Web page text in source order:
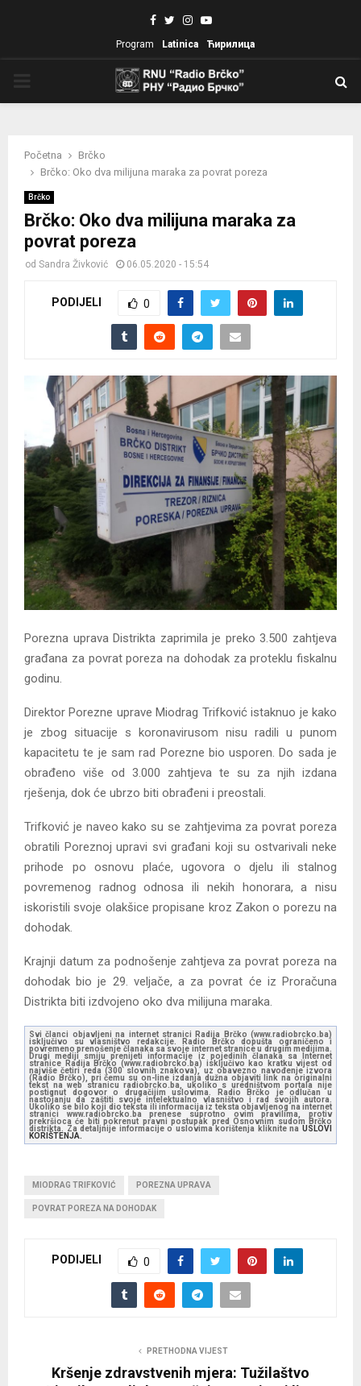
Facebook
TwitterInstagram
Youtube
Program Latinica Ћирилица
Početna
Brčko
Brčko: Oko dva milijuna maraka za povrat poreza
Brčko
Brčko: Oko dva milijuna maraka za
povrat poreza
od Sandra Živković 06.05.2020 - 15:54
PODIJELI 0
Porezna uprava Distrikta zaprimila je preko 3.500 zahtjeva
građana za povrat poreza na dohodak za proteklu fiskalnu
godinu.
Direktor Porezne uprave Miodrag Trifković istaknuo je kako
je zbog situacije s koronavirusom nisu radili u punom
kapacitetu te je sam rad Porezne bio usporen. Do sada je
obrađeno više od 3.000 zahtjeva te su za njih izdana
rješenja, dok će ubrzo biti obrađeni i preostali.
Trifković je naveo kako su se zahtjevima za povrat poreza
obratili Poreznoj upravi svi građani koji su ostvarivali neke
prihode po osnovu plaće, ugovora o djelu ili stalnog
povremenog radnog odnosa ili nekih honorara, a nisu
iskoristili svoje olakšice propisane kroz Zakon o porezu na
dohodak.
Krajnji datum za podnošenje zahtjeva za povrat poreza na
dohodak bio je 29. veljače, a za povrat će iz Proračuna
Distrikta biti izdvojeno oko dva milijuna maraka.
Svi članci objavljeni na internet stranici Radija Brčko (www.radiobrcko.ba)
isključivo su vlasništvo redakcije. Radio Brčko dopušta ograničeno i
povremeno prenošenje članaka sa svoje internet stranice u drugim medijima.
Drugi mediji smiju prenijeti informacije iz pojedinih članaka sa Internet
stranice Radija Brčko (www.radiobrcko.ba) isključivo kao kratku vijest od
najviše četiri reda (300 slovnih znakova), uz obavezno navođenje izvora
(Radio Brčko), pri čemu su on-line izdanja dužna objaviti link na originalni
tekst na web stranicu radiobrcko.ba, ukoliko s uredništvom portala nije
postignut dogovor o drugačijim uslovima. Radio Brčko je odlučan u
nastojanju da zaštiti svoje intelektualno vlasništvo i rad svojih autora.
Ukoliko se bilo koji dio teksta ili informacija iz teksta objavljenog na internet
stranici www.radiobrcko.ba prenese suprotno ovim pravilima, protiv
prekršioca će biti pokrenut pravni postupak pred Osnovnim sudom Brčko
distrikta. Za detaljnije informacije o uslovima korištenja kliknite na USLOVI
KORIŠTENJA.
MIODRAG TRIFKOVIĆ POREZNA UPRAVA
POVRAT POREZA NA DOHODAK
PODIJELI 0
PRETHODNA VIJEST
Kršenje zdravstvenih mjera: Tužilaštvo